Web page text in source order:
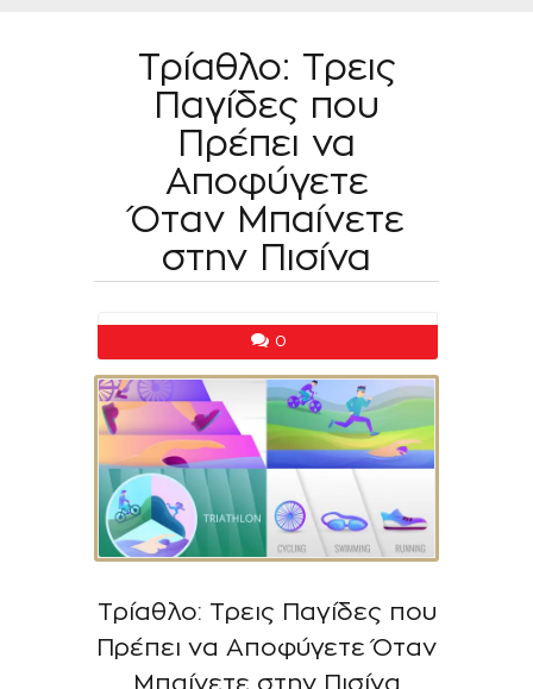
Τρίαθλο: Τρεις
Παγίδες που
Πρέπει να
Αποφύγετε
Όταν Μπαίνετε
στην Πισίνα
0
Τρίαθλο: Τρεις Παγίδες που
Πρέπει να Αποφύγετε Όταν
Μπαίνετε στην Πισίνα